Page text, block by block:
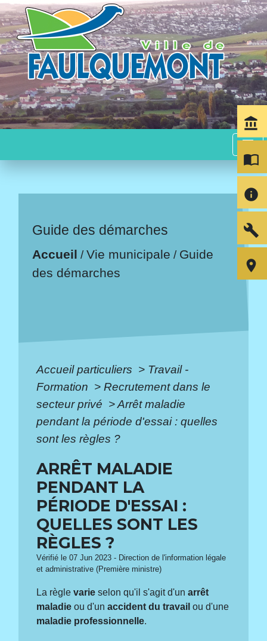
menu
Guide des démarches
Accueil /Vie municipale / Guide
des démarches
Accueil particuliers > Travail -
Formation > Recrutement dans le
secteur privé >Arrêt maladie
pendant la période d'essai : quelles
sont les règles ?
ARRÊT MALADIE
PENDANT LA
PÉRIODE D'ESSAI :
QUELLES SONT LES
RÈGLES ?
Vérifié le 07 Jun 2023 - Direction de l'information légale
et administrative (Première ministre)
La règlevarie selon qu'il s'agit d'unarrêt
maladie ou d'unaccident du travailou d'une
maladie professionnelle.
account_balance
import_contacts
info
build
room